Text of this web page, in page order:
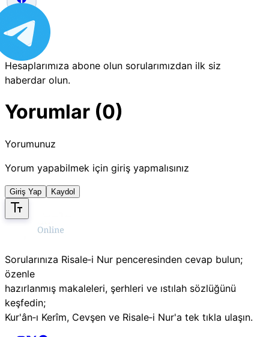
Hesaplarımıza abone olun sorularımızdan ilk siz
haberdar olun.
Yorumlar (0)
Yorumunuz
Yorum yapabilmek için giriş yapmalısınız
Giriş Yap Kaydol
Sorularınıza Risale‑i Nur penceresinden cevap bulun;
özenle
hazırlanmış makaleleri, şerhleri ve ıstılah sözlüğünü
keşfedin;
Kur'ân‑ı Kerîm, Cevşen ve Risale‑i Nur'a tek tıkla ulaşın.